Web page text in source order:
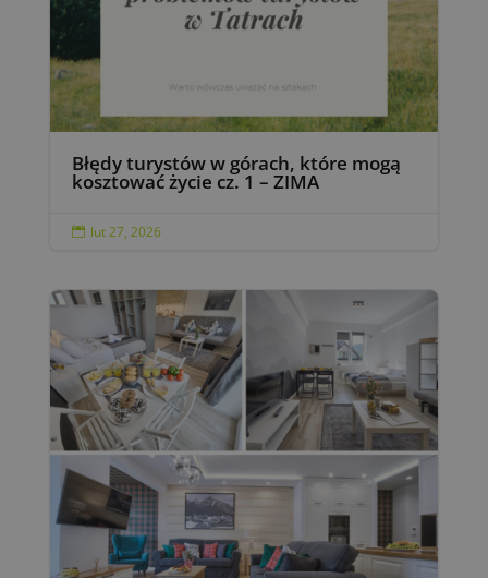
Błędy turystów w górach, które mogą
kosztować życie cz. 1 – ZIMA
 lut 27, 2026